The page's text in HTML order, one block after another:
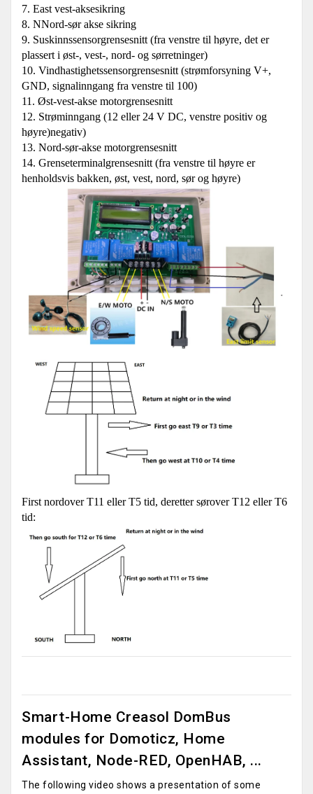
7. East vest-aksesikring
8. NNord-sør akse sikring
9. Suskinnssensorgrensesnitt (fra venstre til høyre, det er
plassert i øst-, vest-, nord- og sørretninger)
10. Vindhastighetssensorgrensesnitt (strømforsyning V+,
GND, signalinngang fra venstre til 100)
11. Øst-vest-akse motorgrensesnitt
12. Strøminngang (12 eller 24 V DC, venstre positiv og
høyre)negativ)
13. Nord-sør-akse motorgrensesnitt
14. Grenseterminalgrensesnitt (fra venstre til høyre er
henholdsvis bakken, øst, vest, nord, sør og høyre)
First nordover T11 eller T5 tid, deretter sørover T12 eller T6
tid:
Smart-Home Creasol DomBus
modules for Domoticz, Home
Assistant, Node-RED, OpenHAB, ...
The following video shows a presentation of some